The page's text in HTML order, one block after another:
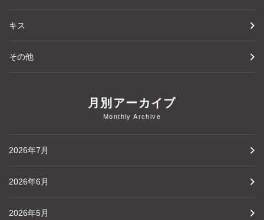
キス
その他
月別アーカイブ
Monthly Archive
2026年7月
2026年6月
2026年5月